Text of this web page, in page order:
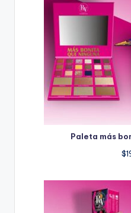
Paleta más
$